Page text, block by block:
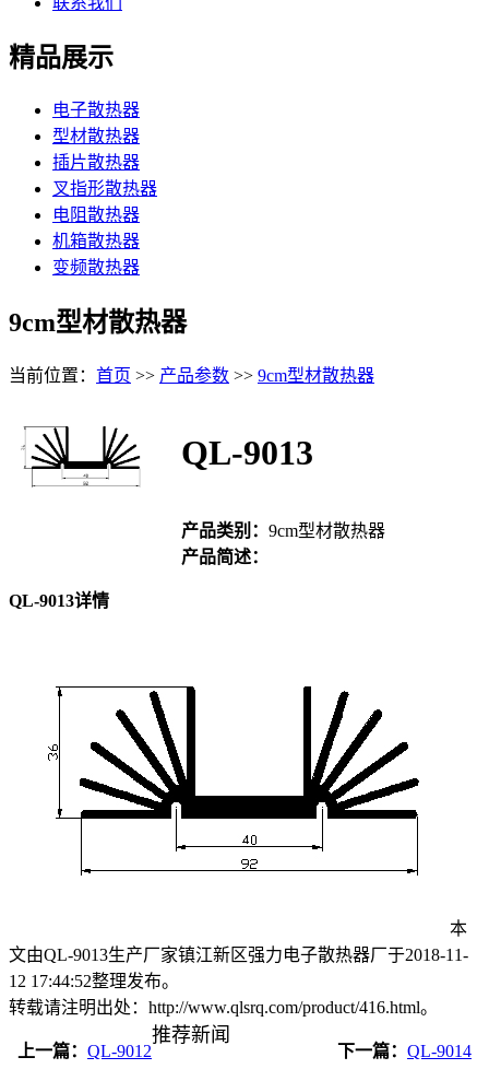
精品展示
电子散热器
型材散热器
插片散热器
叉指形散热器
电阻散热器
机箱散热器
变频散热器
9cm型材散热器
当前位置： 首页 >> 产品参数 >> 9cm型材散热器
QL-9013
产品类别： 9cm型材散热器
产品简述：
QL-9013详情
本
文由QL-9013生产厂家镇江新区强力电子散热器厂于2018-11-
12 17:44:52整理发布。
转载请注明出处：http://www.qlsrq.com/product/416.html。
上一篇： QL-9012 下一篇： QL-9014
推荐新闻